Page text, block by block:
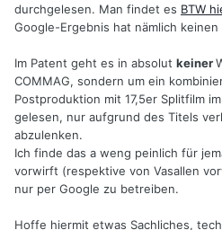
durchgelesen. Man findet es BTW
Google-Ergebnis hat nämlich keinen
Im Patent geht es in absolut keiner
COMMAG, sondern um ein
Postproduktion mit 17,5er Splitfilm
gelesen, nur aufgrund des Titels
abzulenken.
Ich finde das a weng peinlich für
vorwirft (respektive von Vasallen
nur per Google zu betreiben.
Hoffe hiermit etwas Sachliches,